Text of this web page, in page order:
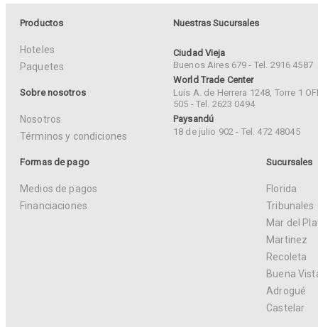
Productos
Hoteles
Paquetes
Sobre nosotros
Nosotros
Términos y condiciones
Nuestras Sucursales
Ciudad Vieja
Buenos Aires 679 - Tel. 2916 4587
World Trade Center
Luis A. de Herrera 1248, Torre 1
505 - Tel. 2623 0494
Paysandú
18 de julio 902 - Tel. 472 48045
Formas de pago
Medios de pagos
Financiaciones
Sucursales
Florida
Tribunales
Mar del
Martinez
Recoleta
Buena
Adrogué
Castelar